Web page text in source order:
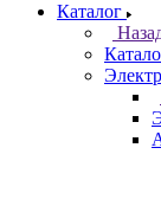
Каталог